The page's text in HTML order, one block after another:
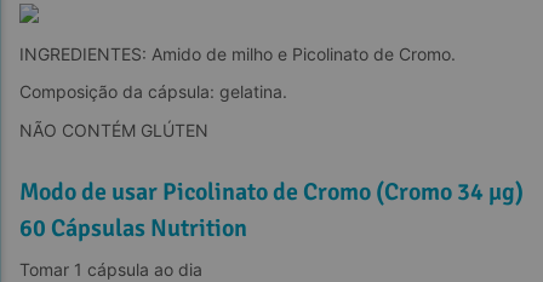
INGREDIENTES: Amido de milho e Picolinato de Cromo.
Composição da cápsula: gelatina.
NÃO CONTÉM GLÚTEN
Modo de usar Picolinato de Cromo (Cromo 34 µg)
60 Cápsulas Nutrition
Tomar 1 cápsula ao dia